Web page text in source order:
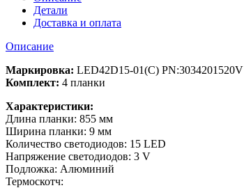
Детали
Доставка и оплата
Описание
Маркировка: LED42D15-01(C) PN:3034201520V
Комплект: 4 планки
Характеристики:
Длина планки: 855 мм
Ширина планки: 9 мм
Количество светодиодов: 15 LED
Напряжение светодиодов: 3 V
Подложка: Алюминий
Термоскотч: